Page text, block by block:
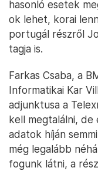
hasonló esetek
ok lehet, korai
portugál részről
tagja is.
Farkas Csaba, a
Informatikai Kar
adjunktusa a
kell megtalálni, de
adatok híján
még legalább
fogunk látni, a